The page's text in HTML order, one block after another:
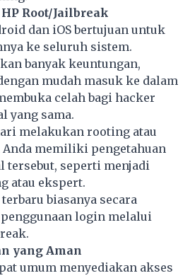
Root/Jailbreak
dan iOS bertujuan untuk
ke seluruh sistem.
banyak keuntungan,
mudah masuk ke dalam
celah bagi hacker
yang sama.
melakukan rooting atau
memiliki pengetahuan
tersebut, seperti menjadi
atau ekspert.
biasanya secara
login melalui
yang Aman
umum menyediakan akses